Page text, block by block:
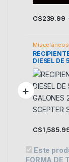
C$239.99
Misceláneos
DIESEL DE
GALONES
SCEPTER
C$
Este
FORMA DE